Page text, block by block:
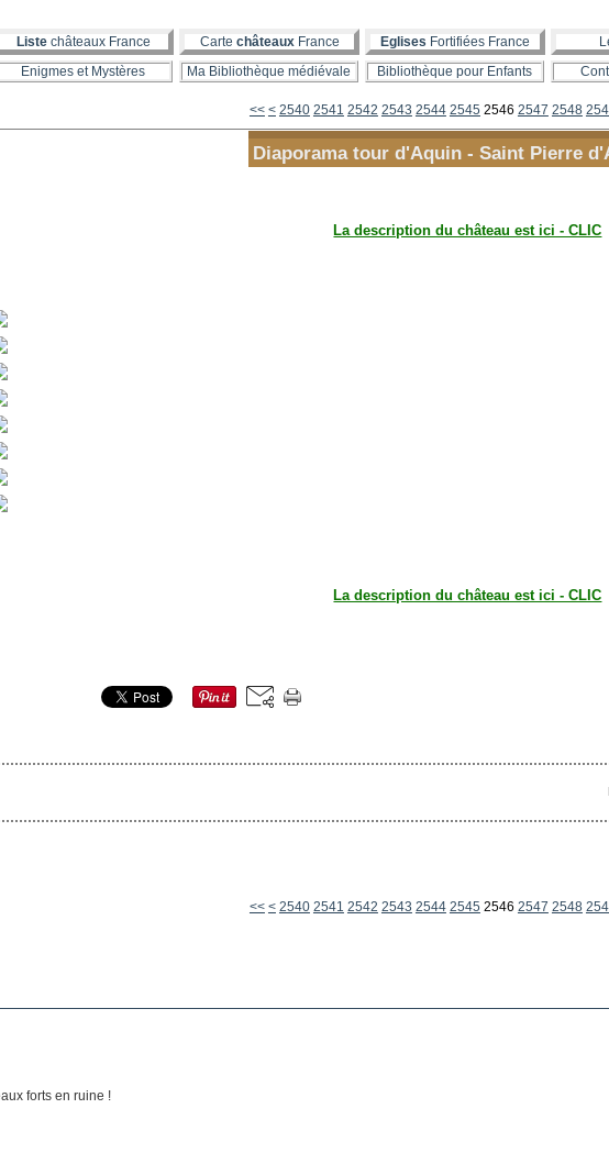
Liste châteaux France Carte châteauxFrance Eglises Fortifiées France
Enigmes et Mystères Ma Bibliothèque médiévale Bibliothèque pour Enfants
<< < 2500
2510
2520
2530
2540 2541 2542 2543 2544 2545 2546 2547 2548
Diaporama tour d'Aquin - Saint Pierre
La description du château est ici - CLIC
La description du château est ici - CLIC
<< < 2500
2510
2520
2530
2540 2541 2542 2543 2544 2545 2546 2547 2548